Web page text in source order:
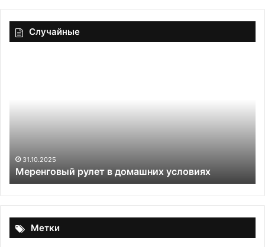
Случайные
31.10.2025
Меренговый рулет в домашних условиях
Метки